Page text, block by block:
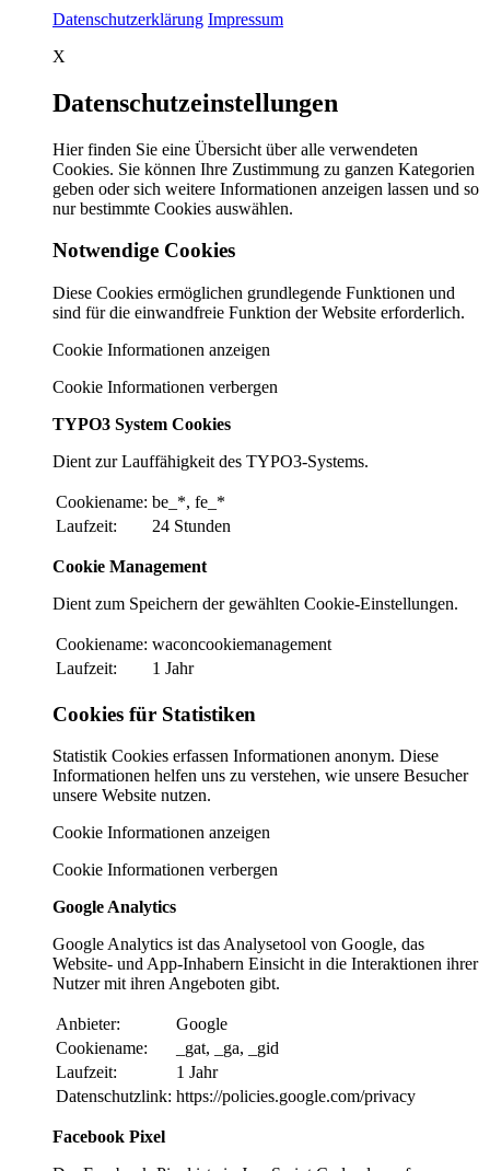
Datenschutzerklärung Impressum
X
Datenschutzeinstellungen
Hier finden Sie eine Übersicht über alle verwendeten
Cookies. Sie können Ihre Zustimmung zu ganzen Kategorien
geben oder sich weitere Informationen anzeigen lassen und so
nur bestimmte Cookies auswählen.
Notwendige Cookies
Diese Cookies ermöglichen grundlegende Funktionen und
sind für die einwandfreie Funktion der Website erforderlich.
Cookie Informationen anzeigen
Cookie Informationen verbergen
TYPO3 System Cookies
Dient zur Lauffähigkeit des TYPO3-Systems.
Cookiename: be_*, fe_*
Laufzeit:
24 Stunden
Cookie Management
Dient zum Speichern der gewählten Cookie-Einstellungen.
Cookiename: waconcookiemanagement
Laufzeit:
1 Jahr
Cookies für Statistiken
Statistik Cookies erfassen Informationen anonym. Diese
Informationen helfen uns zu verstehen, wie unsere Besucher
unsere Website nutzen.
Cookie Informationen anzeigen
Cookie Informationen verbergen
Google Analytics
Google Analytics ist das Analysetool von Google, das
Website- und App-Inhabern Einsicht in die Interaktionen ihrer
Nutzer mit ihren Angeboten gibt.
Anbieter:
Google
Cookiename:
_gat, _ga, _gid
Laufzeit:
1 Jahr
Datenschutzlink: https://policies.google.com/privacy
Facebook Pixel